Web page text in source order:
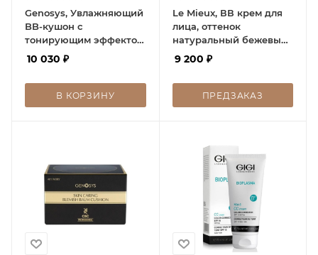
Genosys, Увлажняющий
BB-кушон с
тонирующим эффектом
тон 02, SKIN CARING
Blemish Balm Cushion
10 030 ₽
В КОРЗИНУ
Le Mieux, ВВ крем для
лица, оттенок
натуральный бежевый
SPF50, Just Glow BB
Cream Natural Beige
9 200 ₽
ПРЕДЗАКАЗ